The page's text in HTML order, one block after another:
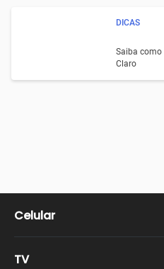
DICAS
Saiba como
Claro
Celular
TV